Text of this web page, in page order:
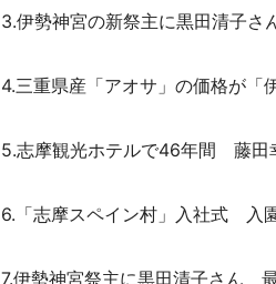
3.伊勢神宮の新祭主に黒田清子さ
4.三重県産「アオサ」の価格が「
5.志摩観光ホテルで46年間 藤田
6.「志摩スペイン村」入社式 入
7.伊勢神宮祭主に黒田清子さん